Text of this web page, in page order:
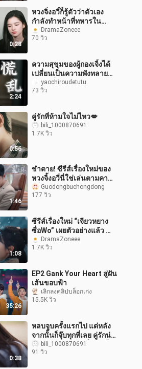
0:28
หวงจิ่งอวี๋ก็รู้ตัวว่าตัวเอง
กำลังทำหน้าที่ทหารใน
วงการบันเทิงอยู่นะ!
DramaZoneee
70 วิว
2:24
ความสุขุมของผู้กองเจิ้งได้
เปลี่ยนเป็นความพังทลายชั่ว
ขณะ เมื่อต้องเผชิญกับ
เหตุการณ์ที่กู่อีหรานถูกจับ
yaochiroudetutu
73 วิว
0:56
คู่รักที่ห้ามใจไม่ไหว💋
bili_1000870691
1.7K วิว
1:46
ขำตาย! ซีรีส์เรื่องใหม่ของ
หวงจิ้งอวี่นี่ใช่เล่นตามคา
แร็กเตอร์จริงๆ เลย!
Guodongbuchongdong
177 วิว
1:08
ซีรีส์เรื่องใหม่ “เจียวหยาง
ซื่อWo” เผยตัวอย่างแล้ว นำ
แสดงโดยซ่งเว่ยหลง และ
จ้าวจินหม่าย ยังไม่มีการปร
DramaZoneee
1.7K วิว
35:26
EP2 Gank Your Heart สู่ฝัน
เส้นขอบฟ้า
เลิกลงคลิปบล็อกเก่ง
15.5K วิว
0:38
หลบจูบครั้งแรกไป แต่หลัง
จากนั้นก็จุ๊บทุกที่เลย คู่รักน่า
รักมาก #เฉินซิงสวี่ #ลู่ยวี่
เสี่ยว
bili_1000870691
91 วิว